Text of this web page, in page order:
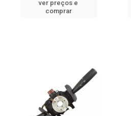
ver preços e
comprar